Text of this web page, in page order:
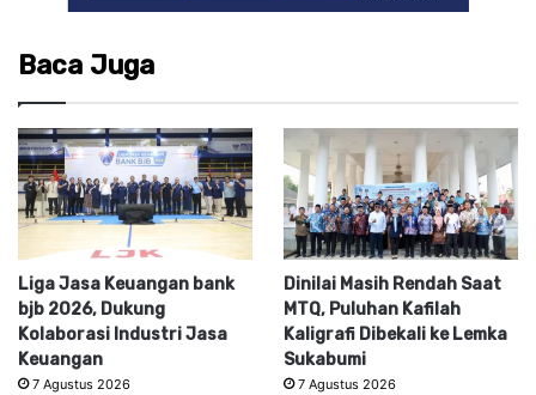
Baca Juga
Liga Jasa Keuangan bank
bjb 2026, Dukung
Kolaborasi Industri Jasa
Keuangan
7 Agustus 2026
Dinilai Masih Rendah Saat
MTQ, Puluhan Kafilah
Kaligrafi Dibekali ke Lemka
Sukabumi
7 Agustus 2026